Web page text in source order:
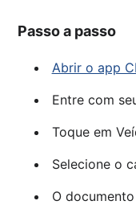
Passo a passo
Abrir o app
Entre com
Toque em
Selecione o
O